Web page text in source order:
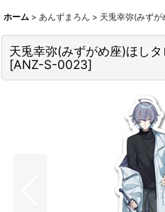
ホーム > あんずまろん > 天兎幸弥(みず
天兎幸弥(みずがめ座)ほし
[ANZ-S-0023]